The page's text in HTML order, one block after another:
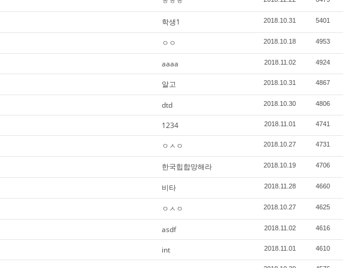
학생1 2018.10.31 5401
ㅇㅇ 2018.10.18 4953
aaaa 2018.11.02 4924
알고 2018.10.31 4867
dtd 2018.10.30 4806
1234 2018.11.01 4741
ㅇㅅㅇ 2018.10.27 4731
한국힙합망해라 2018.10.19 4706
비타 2018.11.28 4660
ㅇㅅㅇ 2018.10.27 4625
asdf 2018.11.02 4616
int 2018.11.01 4610